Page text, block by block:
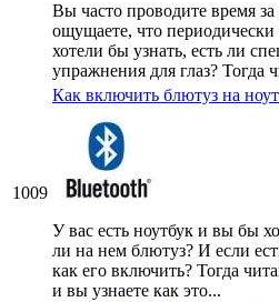
Вы часто проводите время
ощущаете, что периодически
хотели бы узнать, есть ли
упражнения для глаз? Тогда
1009
Как включить блютуз на
У вас есть ноутбук и вы бы
ли на нем блютуз? И если
как его включить? Тогда
и вы узнаете как это...